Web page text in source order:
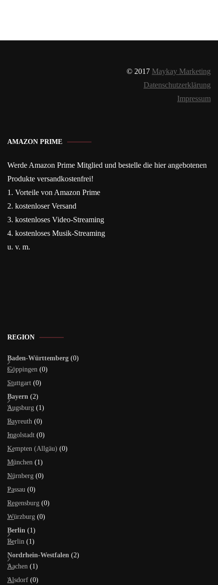
© 2017 Maykay Marketing
Datenschutzerklärung
Impressum
AMAZON PRIME
Werde Amazon Prime Mitglied und bestelle die hier angebotenen
Produkte versandkostenfrei!
1. Vorteile von Amazon Prime
2. kostenloser Versand
3. kostenloses Video-Streaming
4. kostenloses Musik-Streaming
u. v. m.
REGION
Baden-Württemberg (0)
Göppingen (0)
Stuttgart (0)
Bayern (2)
Augsburg (1)
Bayreuth (0)
Ingolstadt (0)
Kempten (Allgäu) (0)
München (1)
Nürnberg (0)
Passau (0)
Regensburg (0)
Würzburg (0)
Berlin (1)
Berlin (1)
Nordrhein-Westfalen (2)
Aachen (1)
Alsdorf (0)